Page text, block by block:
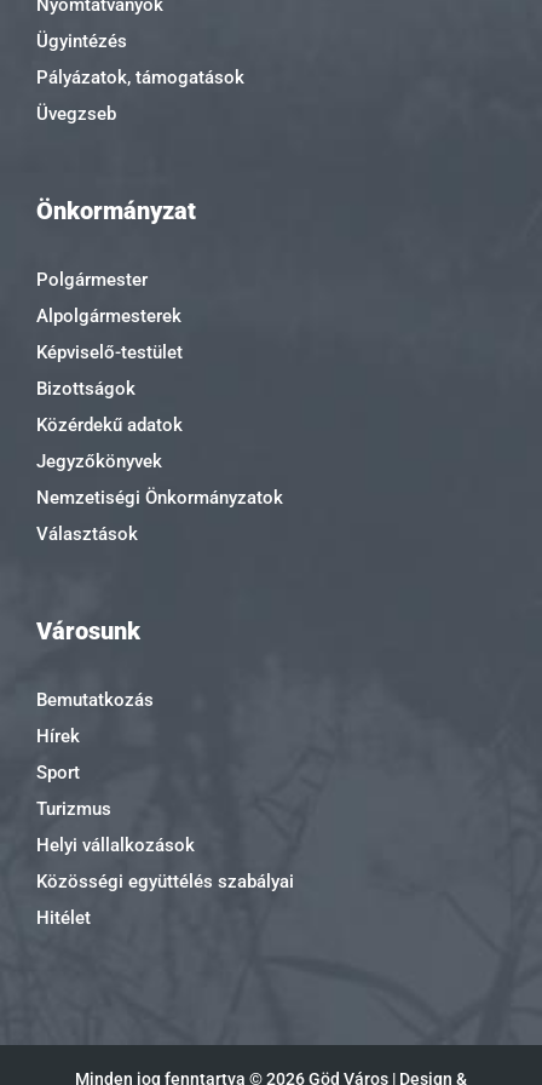
Nyomtatványok
Ügyintézés
Pályázatok, támogatások
Üvegzseb
Önkormányzat
Polgármester
Alpolgármesterek
Képviselő-testület
Bizottságok
Közérdekű adatok
Jegyzőkönyvek
Nemzetiségi Önkormányzatok
Választások
Városunk
Bemutatkozás
Hírek
Sport
Turizmus
Helyi vállalkozások
Közösségi együttélés szabályai
Hitélet
Minden jog fenntartva ©2026 Göd Város | Design &